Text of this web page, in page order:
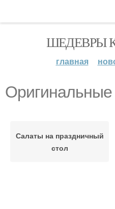
ШЕДЕВРЫ
главная
Салаты на праздничный
стол